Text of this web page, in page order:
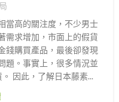
當高的關注度，不少男士
需求增加，市面上的假貨
錢購買產品，最後卻發現
題。事實上，很多情況並
因此，了解日本藤素...